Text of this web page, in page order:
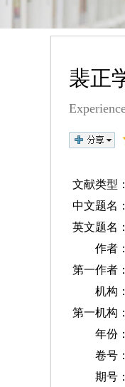
裴正
文献类型：
中文题名：
英文题名：
作者：
第一作者：
机构：
第一机构：
年份：
卷号：
期号：